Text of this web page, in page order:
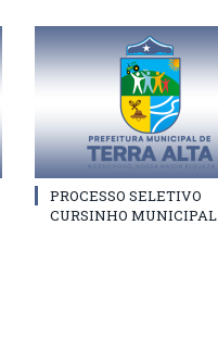
PROCESSO SELETIVO
CURSINHO MUNICIPAL